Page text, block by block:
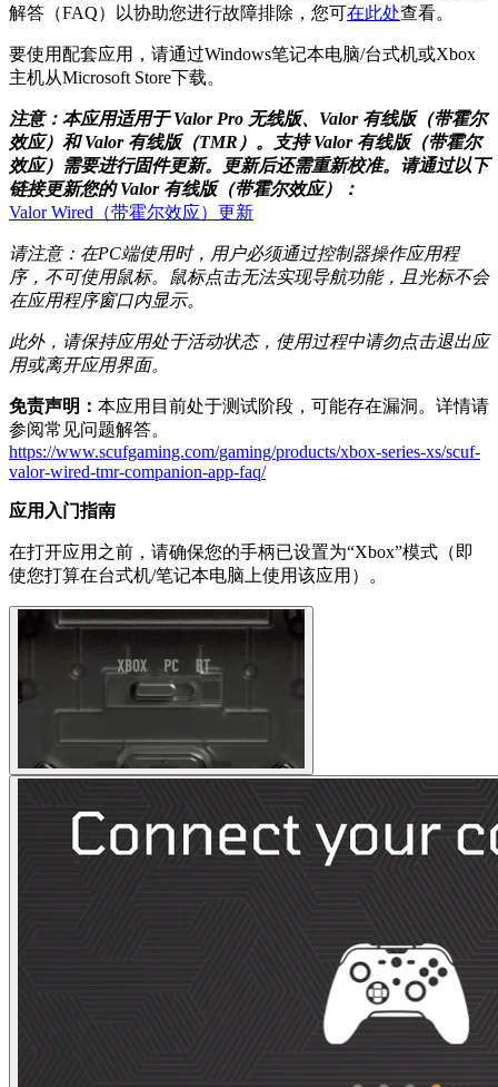
解答（FAQ）以协助您进行故障排除，您可在此处查看。
要使用配套应用，请通过Windows笔记本电脑/台式机或Xbox
主机从Microsoft Store下载。
注意：本应用适用于 Valor Pro 无线版、Valor 有线版（带霍尔
效应）和 Valor 有线版（TMR）。支持 Valor 有线版（带霍尔
效应）需要进行固件更新。更新后还需重新校准。请通过以下
链接更新您的 Valor 有线版（带霍尔效应）：
Valor Wired（带霍尔效应）更新
请注意：在PC端使用时，用户必须通过控制器操作应用程
序，不可使用鼠标。鼠标点击无法实现导航功能，且光标不会
在应用程序窗口内显示。
此外，请保持应用处于活动状态，使用过程中请勿点击退出应
用或离开应用界面。
免责声明： 本应用目前处于测试阶段，可能存在漏洞。详情请
参阅常见问题解答。
https://www.scufgaming.com/gaming/products/xbox-series-xs/scuf-
valor-wired-tmr-companion-app-faq/
应用入门指南
在打开应用之前，请确保您的手柄已设置为“Xbox”模式（即
使您打算在台式机/笔记本电脑上使用该应用）。